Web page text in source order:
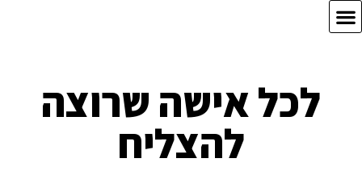
לכל אישה שרוצה
להצליח